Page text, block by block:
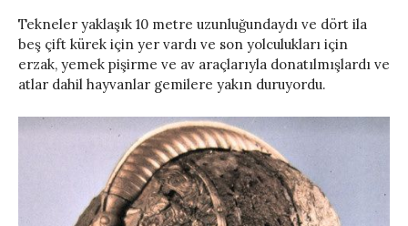
Tekneler yaklaşık 10 metre uzunluğundaydı ve dört ila
beş çift kürek için yer vardı ve son yolculukları için
erzak, yemek pişirme ve av araçlarıyla donatılmışlardı ve
atlar dahil hayvanlar gemilere yakın duruyordu.